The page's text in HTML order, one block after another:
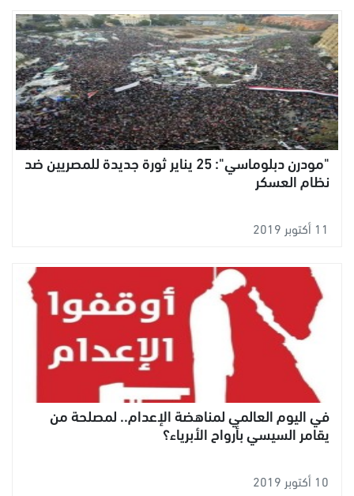
"مودرن دبلوماسي": 25 يناير ثورة جديدة للمصريين ضد
نظام العسكر
11 أكتوبر 2019
في اليوم العالمي لمناهضة الإعدام.. لمصلحة من
يقامر السيسي بأرواح الأبرياء؟
10 أكتوبر 2019